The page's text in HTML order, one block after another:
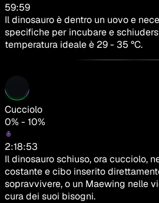
59:59
Il dinosauro è dentro un uovo e
specifiche per incubare e
temperatura ideale è 29 - 35 °C.
Cucciolo
0% - 10%
2:18:53
Il dinosauro schiuso, ora cucciolo,
costante e cibo inserito
sopravvivere, o un Maewing nelle
cura dei suoi bisogni.